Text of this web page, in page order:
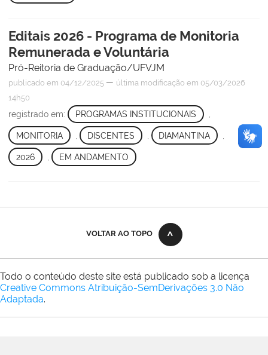
Editais 2026 - Programa de Monitoria
Remunerada e Voluntária
Pró-Reitoria de Graduação/UFVJM
publicado em 04/12/2025 — última modificação em 05/03/2026
14h50
registrado em: PROGRAMAS INSTITUCIONAIS
MONITORIA DISCENTES DIAMANTINA
2026 EM ANDAMENTO
VOLTAR AO TOPO
Todo o conteúdo deste site está publicado sob a licença
Creative Commons Atribuição-SemDerivações 3.0 Não
Adaptada.